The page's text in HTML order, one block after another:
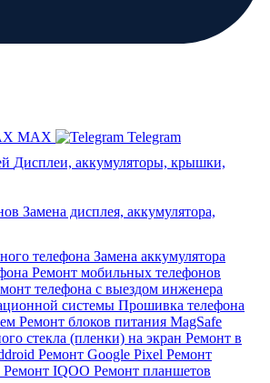
MAX
Telegram
Дисплеи, аккумуляторы, крышки,
Замена дисплея, аккумулятора,
телефона Замена аккумулятора
Ремонт мобильных телефонов
телефона с выездом инженера
системы Прошивка телефона
Ремонт блоков питания MagSafe
стекла (пленки) на экран Ремонт в
Ремонт Google Pixel Ремонт
Ремонт IQOO Ремонт планшетов